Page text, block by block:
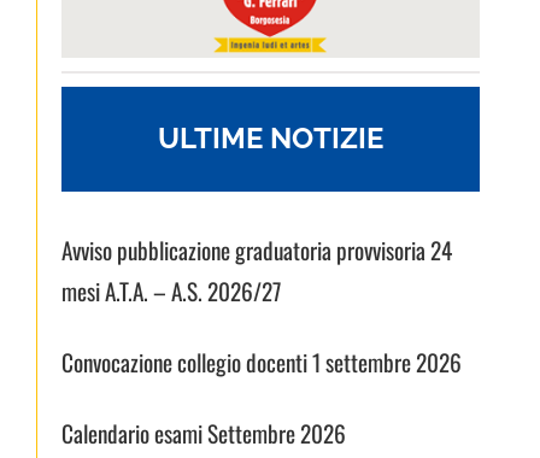
ULTIME NOTIZIE
Avviso pubblicazione graduatoria provvisoria 24
mesi A.T.A. – A.S. 2026/27
Convocazione collegio docenti 1 settembre 2026
Calendario esami Settembre 2026